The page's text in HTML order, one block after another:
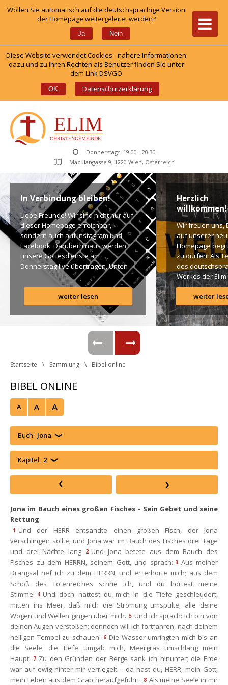
Wollen Sie automatisch auf die deutschsprachige Version
der Homepage weitergeleitet werden?
Ja Nein
Diese Website verwendet Cookies - nähere Informationen
dazu und zu Ihren Rechten als Benutzer finden Sie unter
dem Link DSVGO
OK Datenschutzerklärung
Donnerstags: 19:00 - 20:30
Maculangasse 9, 1220 Wien, Österreich
In Verbindung bleiben!
Liebe Freunde! Wir sind nicht nur auf
dieser Homepage erreichbar,
ondern auch auf Instagram und
Facebook. Darüberhinaus werden
unsere Gottesdienste am
Donnerstag live übertragen. Unten
findet Ihr dazu alle Links. Gottes
Segen! Live-Übertragung
Gottesdienst: http://ro.elim.at/live
Instagram: http://elim.wien
Facebook:
https://www.facebook.com/elimwien/
Photo by iabzd on Unsplash
weiter lesen
Herzlich
willkommen!
Wir freuen uns,
auf unserer
Homepage
zu dürfen! Als
des
Werkes der Elim-
Gemeinde ist
uns ein großes
Anliegen […]
weiter
Startseite Sammlung Bibel online
BIBEL ONLINE
A A A
Buch: Jona
Kapitel: 2
Jona im Bauch eines großen Fisches – Sein Gebet und seine
Rettung
1 Und der HERR entsandte einen großen Fisch, der Jona
verschlingen sollte; und Jona war im Bauch des Fisches drei Tage
und drei Nächte lang. 2 Und Jona betete aus dem Bauch des
Fisches zu dem HERRN, seinem Gott, und sprach: 3 Aus meiner
Drangsal rief ich zu dem HERRN, und er erhörte mich; aus dem
Schoß des Totenreiches schrie ich, und du hörtest meine
Stimme! 4 Und doch hattest du mich in die Tiefe geschleudert,
mitten ins Meer, daß mich die Strömung umspülte; alle deine
Wogen und Wellen gingen über mich. 5 Und ich sprach: Ich bin von
deinen Augen verstoßen; dennoch will ich fortfahren, nach deinem
heiligen Tempel zu schauen! 6 Die Wasser umringten mich bis an
die Seele, die Tiefe umgab mich, Meergras umschlang mein
Haupt. 7 Zu den Gründen der Berge sank ich hinunter; die Erde
war auf ewig hinter mir verriegelt – da hast du, HERR, mein Gott,
mein Leben aus dem Grab heraufgeführt! 8 Als meine Seele in mir